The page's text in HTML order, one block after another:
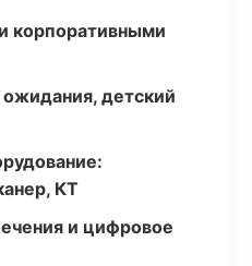
корпоративными
детский
КТ
и цифровое